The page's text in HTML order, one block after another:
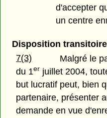
d'accepter
un centre
Disposition transitoire
7(3)
Malgré le
du 1er juillet 2004,
but lucratif peut, bien
partenaire, présenter
demande en vue